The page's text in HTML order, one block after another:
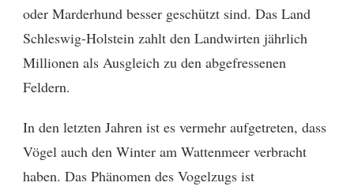
oder Marderhund besser geschützt sind. Das Land
Schleswig-Holstein zahlt den Landwirten jährlich
Millionen als Ausgleich zu den abgefressenen
Feldern.
In den letzten Jahren ist es vermehr aufgetreten, dass
Vögel auch den Winter am Wattenmeer verbracht
haben. Das Phänomen des Vogelzugs ist